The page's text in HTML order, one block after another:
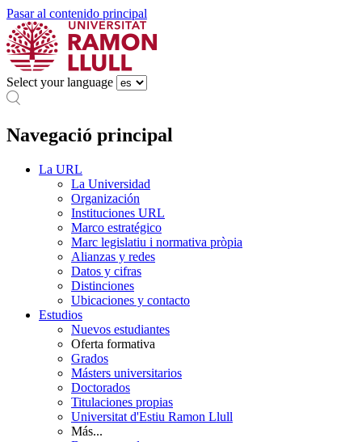
Pasar al contenido principal
Select your language
Navegació principal
La URL
La Universidad
Organización
Instituciones URL
Marco estratégico
Marc legislatiu i normativa pròpia
Alianzas y redes
Datos y cifras
Distinciones
Ubicaciones y contacto
Estudios
Nuevos estudiantes
Oferta formativa
Grados
Másters universitarios
Doctorados
Titulaciones propias
Universitat d'Estiu Ramon Llull
Más...